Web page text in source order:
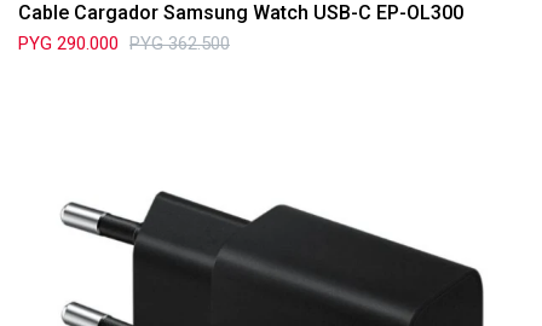
Cable Cargador Samsung Watch USB-C EP-OL300
PYG 290.000 PYG 362.500